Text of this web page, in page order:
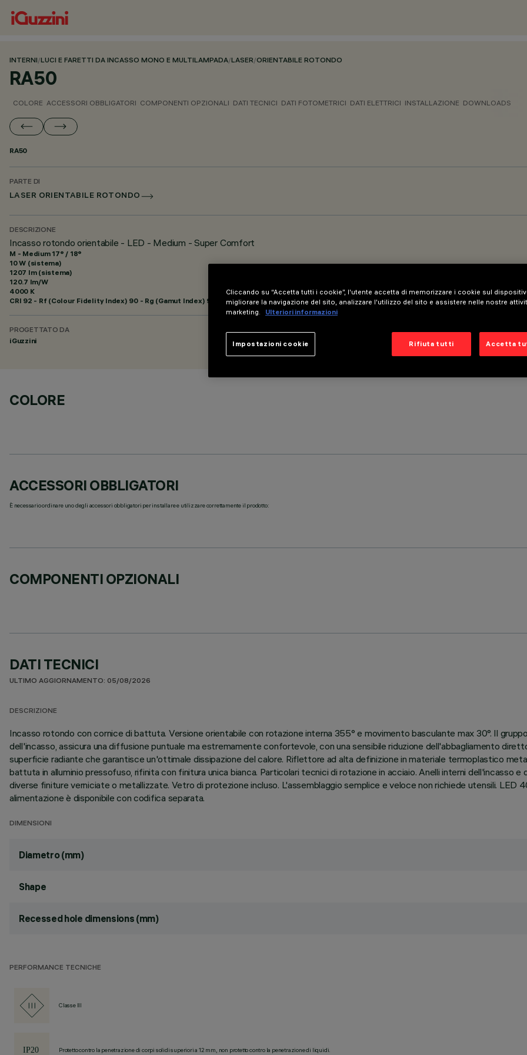
INTERNI/LUCI E FARETTI DA INCASSO MONO E MULTILAMPADA/LASER/ORIENTABILE ROTONDO
RA50
COLORE ACCESSORI OBBLIGATORI COMPONENTI OPZIONALI DATI TECNICI DATI FOTOMETRICI DATI ELETTRICI INSTALLAZIONE DOWNLOADS
RA50
PARTE DI
LASER ORIENTABILE ROTONDO
DESCRIZIONE
Incasso rotondo orientabile - LED - Medium - Super Comfort
M - Medium 17° / 18°
10 W (sistema)
1207 lm (sistema)
120.7 lm/W
4000 K
CRI 92 - Rf (Colour Fidelity Index) 90 - Rg (Gamut Index) 98
PROGETTATO DA
iGuzzini
COLORE
ACCESSORI OBBLIGATORI
È necessario ordinare uno degli accessori obbligatori per installare e utilizzare correttamente il prodotto:
COMPONENTI OPZIONALI
DATI TECNICI
ULTIMO AGGIORNAMENTO: 05/08/2026
DESCRIZIONE
Incasso rotondo con cornice di battuta. Versione orientabile con rotazione interna 355° e movimento basculante max 30°. Il
dell'incasso, assicura una diffusione puntuale ma estremamente confortevole, con una sensibile riduzione dell'abbagliamento
superficie radiante che garantisce un'ottimale dissipazione del calore. Riflettore ad alta definizione in materiale termoplastico
battuta in alluminio pressofuso, rifinita con finitura unica bianca. Particolari tecnici di rotazione in acciaio. Anelli interni dell'incasso
diverse finiture verniciate o metallizzate. Vetro di protezione incluso. L'assemblaggio semplice e veloce non richiede utensili. LED
alimentazione è disponibile con codifica separata.
DIMENSIONI
Diametro (mm)
Shape
Recessed hole dimensions (mm)
PERFORMANCE TECNICHE
Classe III
Protetto contro la penetrazione di corpi solidi superiori a 12 mm, non protetto contro la penetrazione di liquidi.
Cliccando su “Accetta tutti i cookie”, l'utente accetta di memorizzare i cookie sul
migliorare la navigazione del sito, analizzare l'utilizzo del sito e assistere nelle nostre
marketing.
Ulteriori informazioni
Rifiuta tutti Accetta
Impostazioni cookie